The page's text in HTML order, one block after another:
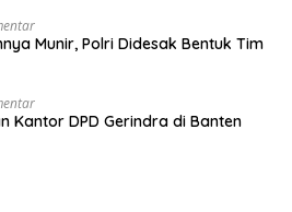
Munir, Polri Didesak Bentuk Tim
Kantor DPD Gerindra di Banten